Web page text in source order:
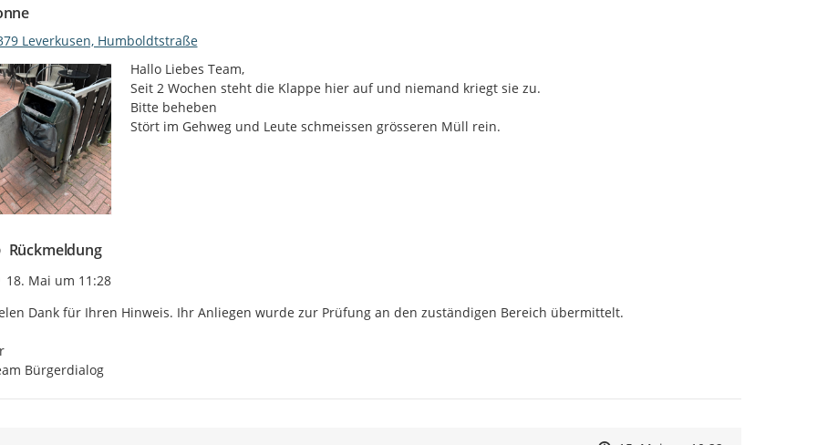
Leverkusen, Humboldtstraße
Hallo Liebes Team,
Seit 2 Wochen steht die Klappe hier auf und niemand kriegt sie zu.
Bitte beheben
Stört im Gehweg und Leute schmeissen grösseren Müll rein.
Rückmeldung
Zeitpunkt des Erstellens
18. Mai um 11:28
Dank für Ihren Hinweis. Ihr Anliegen wurde zur Prüfung an den zuständigen Bereich übermittelt.
Bürgerdialog